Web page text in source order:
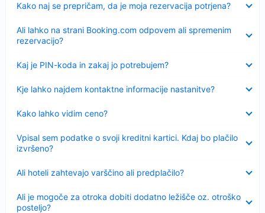
Kako naj se prepričam, da je moja rezervacija potrjena?
Ali lahko na strani Booking.com odpovem ali spremenim
rezervacijo?
Kaj je PIN-koda in zakaj jo potrebujem?
Kje lahko najdem kontaktne informacije nastanitve?
Kako lahko vidim ceno?
Vpisal sem podatke o svoji kreditni kartici. Kdaj bo plačilo
izvršeno?
Ali hoteli zahtevajo varščino ali predplačilo?
Ali je mogoče za otroka dobiti dodatno ležišče oz. otroško
posteljo?